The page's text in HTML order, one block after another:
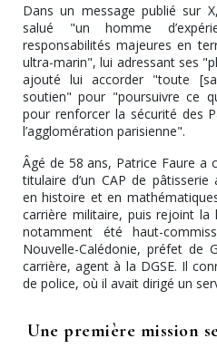
Dans un message publié sur
salué "un homme
responsabilités majeures en
ultra-marin", lui adressant ses
ajouté lui accorder "toute
soutien" pour "poursuivre ce
pour renforcer la sécurité des
l’agglomération parisienne".
Âgé de 58 ans, Patrice Faure a
titulaire d’un CAP de
en histoire et en
carrière militaire, puis rejoint
notamment été haut-
Nouvelle-Calédonie, préfet de
carrière, agent à la DGSE. Il
de police, où il avait dirigé un
Une première mission